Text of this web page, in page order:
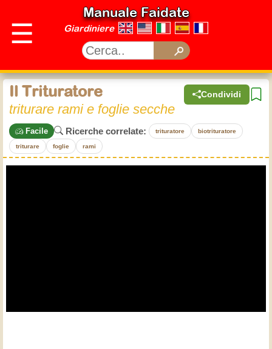
☰
Manuale Faidate
Giardiniere
Condividi
Il Trituratore
triturare rami e foglie secche
Facile Ricerche correlate: trituratore biotrituratore
triturare foglie rami